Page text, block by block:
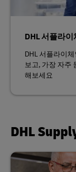
DHL 서플라이
DHL 서플라이
보고, 가장 자주
해보세요
DHL